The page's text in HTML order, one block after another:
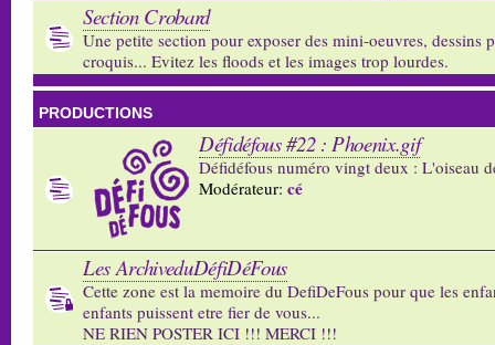
Section Crobard
Une petite section pour exposer des mini-oeuvres, dessins
croquis... Evitez les floods et les images trop lourdes.
PRODUCTIONS
Défidéfous #22 : Phoenix.gif
Défidéfous numéro vingt deux : L'oiseau
Modérateur: cé
Les ArchiveduDéfiDéFous
Cette zone est la memoire du DefiDeFous pour que les
enfants puissent etre fier de vous...
NE RIEN POSTER ICI !!! MERCI !!!